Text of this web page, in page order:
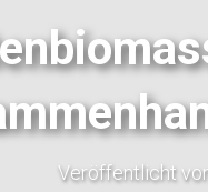
Veröffentlicht